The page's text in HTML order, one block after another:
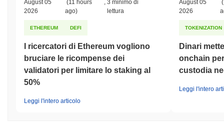
August 05
2026
(11 hours
ago)
,3 minimo di
lettura
ETHEREUM DEFI
I ricercatori di Ethereum vogliono
bruciare le ricompense dei
validatori per limitare lo staking al
50%
Leggi l'intero articolo
August 05
2026
TOKENIZATION
Dinari
onchain
custodia
Leggi l'intero